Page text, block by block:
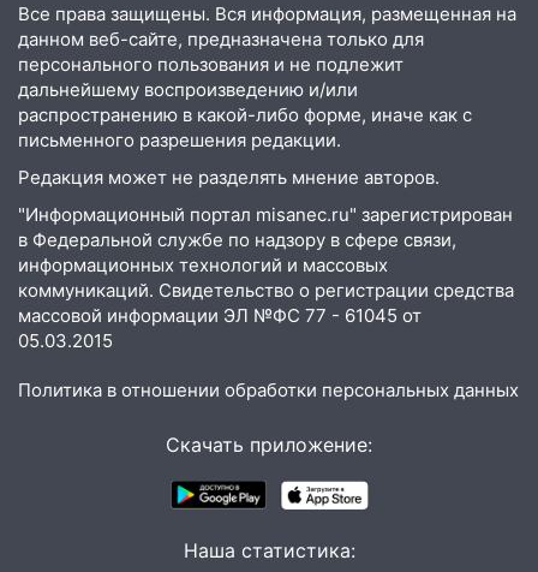
16:30 Прогноз погоды в Ульяновской
области на 5 августа
16:20 В Сурском районе сёла оказались
не защищены от лесных пожаров
16:12
Пуля пробила окно квартиры на
16-м этаже в Ульяновске
16:10 Прокуратура потребовала
усилить борьбу со свалками в
Инзенском районе
16:06 Патриарх Кирилл оценил работу
Симбирской епархии
придётся ездить в райцентр ради сдачи
После жалобы прокурору на
улице Льва Толстого в Старой Майне
Все права защищены. Вся информация, размещенная на
данном веб-сайте, предназначена только для
персонального пользования и не подлежит
дальнейшему воспроизведению и/или
распространению в какой-либо форме, иначе как с
письменного разрешения редакции.
Редакция может не разделять мнение авторов.
"Информационный портал misanec.ru" зарегистрирован
в Федеральной службе по надзору в сфере связи,
информационных технологий и массовых
коммуникаций. Свидетельство о регистрации средства
массовой информации ЭЛ №ФС 77 - 61045 от
05.03.2015
Политика в отношении обработки персональных данных
Скачать приложение:
Наша статистика: